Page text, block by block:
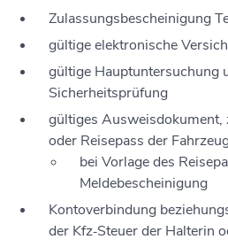
Zulassungsbescheinigung
gültige elektronische
gültige Hauptuntersuchung
Sicherheitsprüfung
gültiges Ausweisdokument,
oder Reisepass der
bei Vorlage des
Meldebescheinigung
Kontoverbindung
der Kfz‐Steuer der Halterin